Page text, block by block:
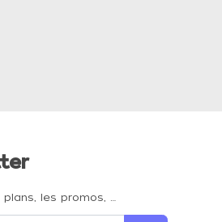
les promos, …